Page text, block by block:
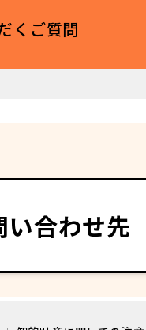
くご質問
合わせ先